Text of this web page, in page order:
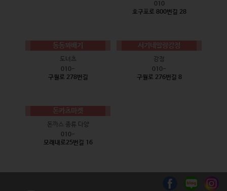
010
호구포로 800번길 28
동동꽈배기
도너츠
010-
구월로 278번길
서기네말랑강정
강정
010-
구월로 276번길 8
돈카츠마켓
돈까스 종류 다양
010-
모래내로25번길 16